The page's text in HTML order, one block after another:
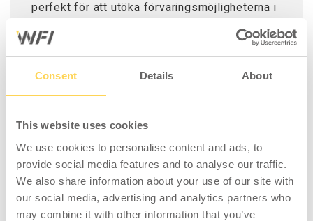
Consent Details About
This website uses cookies
We use cookies to personalise content and ads, to
provide social media features and to analyse our traffic.
We also share information about your use of our site with
our social media, advertising and analytics partners who
may combine it with other information that you’ve
perfekt för att utöka förvaringsmöjligheterna i
PASSAR MED